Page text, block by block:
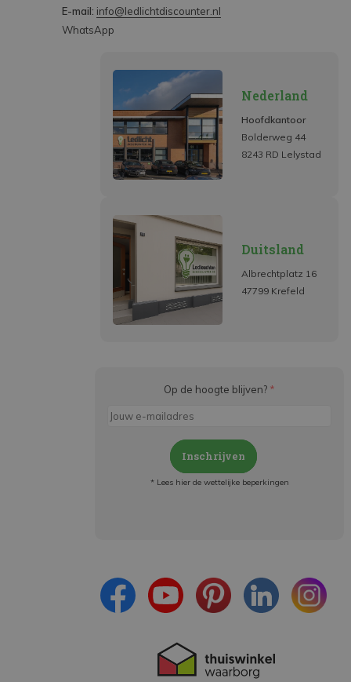
E-mail: info@ledlichtdiscounter.nl
WhatsApp
Nederland
Hoofdkantoor
Bolderweg 44
8243 RD Lelystad
Duitsland
Albrechtplatz 16
47799 Krefeld
Op de hoogte blijven? *
Inschrijven
* Lees hier de wettelijke beperkingen